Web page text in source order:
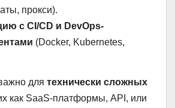
прокси).
с CI/CD и DevOps-
(Docker, Kubernetes,
для технически сложных
как SaaS-платформы, API, или